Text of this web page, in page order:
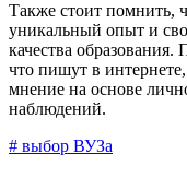
Также стоит помнить,
уникальный опыт и
качества образования.
что пишут в
мнение на основе
наблюдений.
# выбор ВУЗа